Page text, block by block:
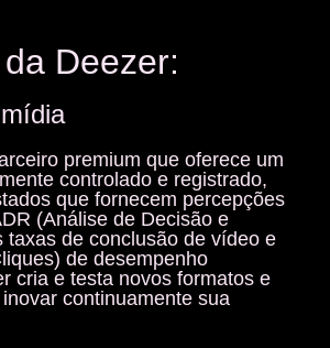
Deezer:
premium que oferece um
controlado e registrado,
que fornecem percepções
(Análise de Decisão e
taxas de conclusão de vídeo e
de desempenho
cria e testa novos formatos e
continuamente sua